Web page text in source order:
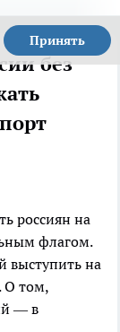
Принять
без
россиян на
флагом.
выступить на
О том,
— в